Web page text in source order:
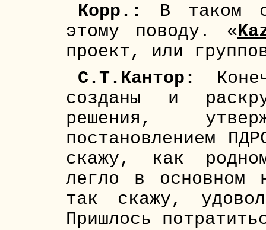
Корр.:
В таком
этому поводу. «
проект, или
С.Т.Кантор:
созданы и
решения,
постановлением
скажу, как
легло в
так скажу,
Пришлось